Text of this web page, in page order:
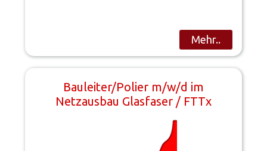
Mehr..
Bauleiter/Polier m/w/d im
Netzausbau Glasfaser / FTTx